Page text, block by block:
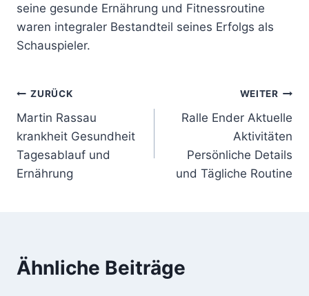
seine gesunde Ernährung und Fitnessroutine
waren integraler Bestandteil seines Erfolgs als
Schauspieler.
Beitragsnavigation
ZURÜCK
Martin Rassau
krankheit Gesundheit
Tagesablauf und
Ernährung
WEITER
Ralle Ender Aktuelle
Aktivitäten
Persönliche Details
und Tägliche Routine
Ähnliche Beiträge